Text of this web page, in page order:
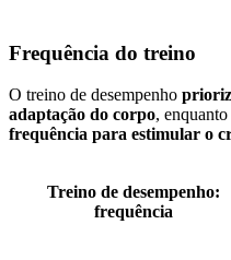
Frequência do treino
O treino de desempenho
adaptação do corpo,
frequência para estimular o
Treino de desempenho:
frequência